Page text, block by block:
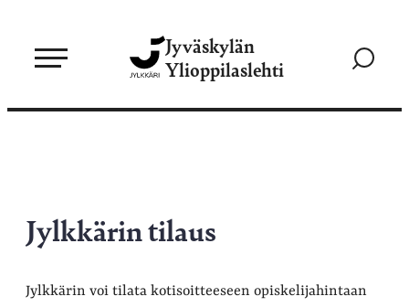
sisältöön
Jyväskylän
Ylioppilaslehti
Siirry
Jylkkärin tilaus
Jylkkärin voi tilata kotisoitteeseen opiskelijahintaan